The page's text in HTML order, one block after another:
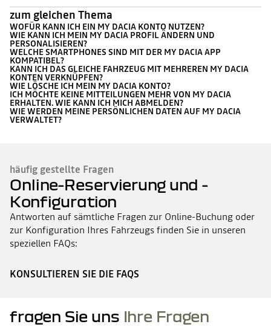
zum gleichen Thema
WOFÜR KANN ICH EIN MY DACIA KONTO NUTZEN?
WIE KANN ICH MEIN MY DACIA PROFIL ÄNDERN UND
PERSONALISIEREN?
WELCHE SMARTPHONES SIND MIT DER MY DACIA APP
KOMPATIBEL?
KANN ICH DAS GLEICHE FAHRZEUG MIT MEHREREN MY DACIA
KONTEN VERKNÜPFEN?
WIE LÖSCHE ICH MEIN MY DACIA KONTO?
ICH MÖCHTE KEINE MITTEILUNGEN MEHR VON MY DACIA
ERHALTEN. WIE KANN ICH MICH ABMELDEN?
WIE WERDEN MEINE PERSÖNLICHEN DATEN AUF MY DACIA
VERWALTET?
häufig gestellte Fragen
Online-Reservierung und -
Konfiguration
Antworten auf sämtliche Fragen zur Online-Buchung oder
zur Konfiguration Ihres Fahrzeugs finden Sie in unseren
speziellen FAQs:
KONSULTIEREN SIE DIE FAQS
fragen Sie uns Ihre Fragen